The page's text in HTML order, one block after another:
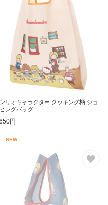
リオキャラクター クッキング柄 ショ
ングバッグ
円
NEW